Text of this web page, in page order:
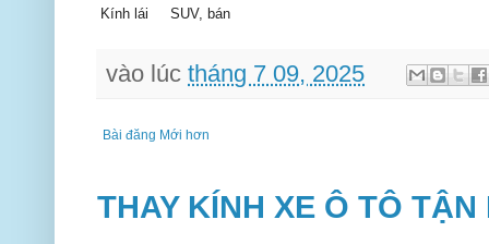
Kính lái
SUV, bán
vào lúctháng 7 09, 2025
Bài đăng Mới hơn
THAY KÍNH XE Ô TÔ